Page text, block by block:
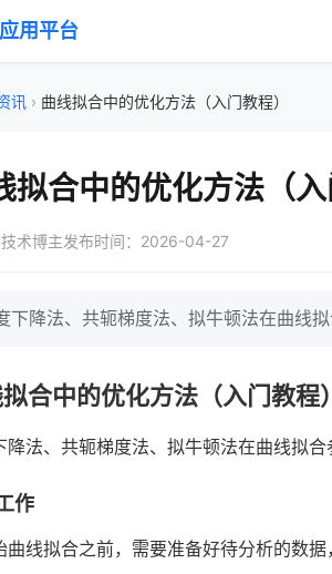
用平台
讯 › 曲线拟合中的优化方法（入门教程）
拟合中的优化方法（入
术博主发布时间：2026-04-27
下降法、共轭梯度法、拟牛顿法在曲线
合中的优化方法（入门教程）
降法、共轭梯度法、拟牛顿法在曲线拟合
作
曲线拟合之前，需要准备好待分析的数